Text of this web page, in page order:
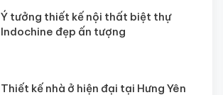
Ý tưởng thiết kế nội thất biệt thự
Indochine đẹp ấn tượng
Thiết kế nhà ở hiện đại tại Hưng Yên